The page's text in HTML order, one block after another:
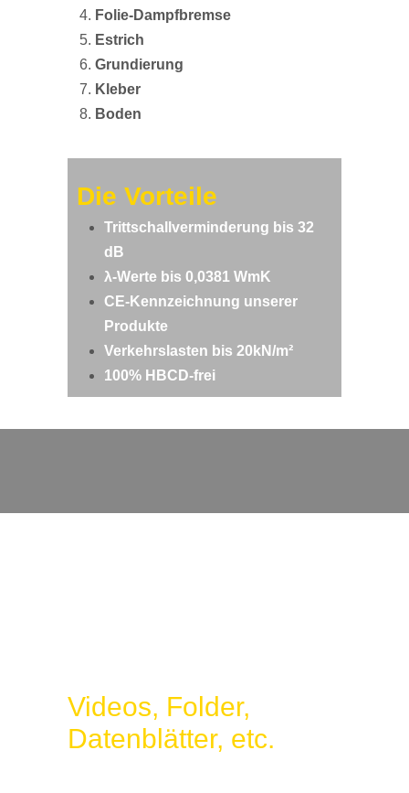
Folie-Dampfbremse
Estrich
Grundierung
Kleber
Boden
Die Vorteile
Trittschallverminderung bis 32
dB
λ-Werte bis 0,0381 WmK
CE-Kennzeichnung unserer
Produkte
Verkehrslasten bis 20kN/m²
100% HBCD-frei
Videos, Folder,
Datenblätter, etc.